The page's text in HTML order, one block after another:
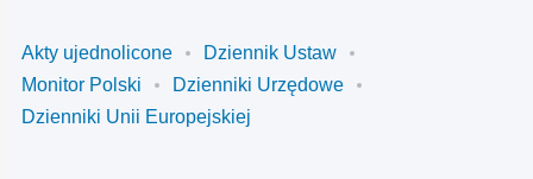
Akty ujednolicone
Dziennik Ustaw
Monitor Polski
Dzienniki Urzędowe
Dzienniki Unii Europejskiej